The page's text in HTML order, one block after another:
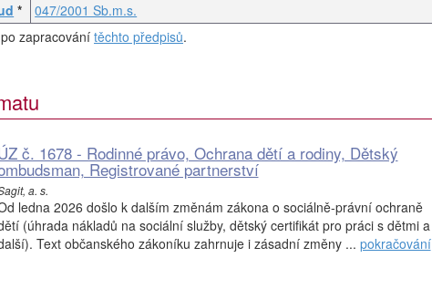
*
047/2001 Sb.m.s.
zapracování těchto předpisů.
č. 1678 - Rodinné právo, Ochrana dětí a rodiny, Dětský
Registrované partnerství
a. s.
ledna 2026 došlo k dalším změnám zákona o sociálně-právní ochraně
(úhrada nákladů na sociální služby, dětský certifikát pro práci s dětmi a
Text občanského zákoníku zahrnuje i zásadní změny ... pokračování